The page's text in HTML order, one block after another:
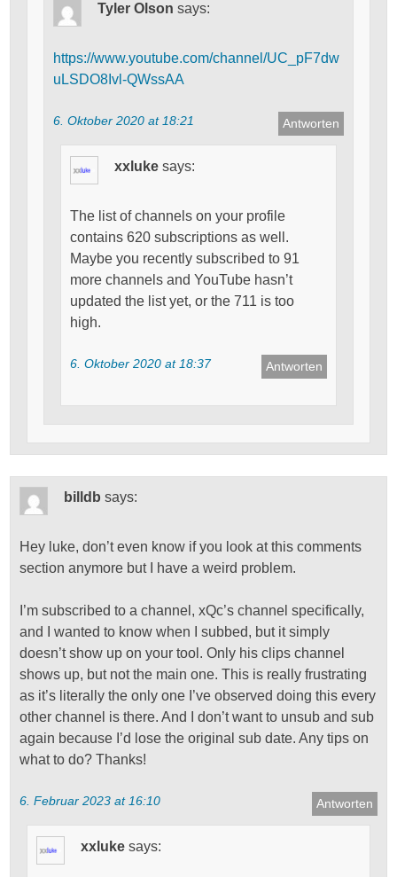
Tyler Olson says:
https://www.youtube.com/channel/UC_pF7dw
uLSDO8Ivl-QWssAA
Antworten
6. Oktober 2020 at 18:21
xxluke says:
The list of channels on your profile
contains 620 subscriptions as well.
Maybe you recently subscribed to 91
more channels and YouTube hasn’t
updated the list yet, or the 711 is too
high.
Antworten
6. Oktober 2020 at 18:37
billdb says:
Hey luke, don’t even know if you look at this comments
section anymore but I have a weird problem.
I’m subscribed to a channel, xQc’s channel specifically,
and I wanted to know when I subbed, but it simply
doesn’t show up on your tool. Only his clips channel
shows up, but not the main one. This is really frustrating
as it’s literally the only one I’ve observed doing this every
other channel is there. And I don’t want to unsub and sub
again because I’d lose the original sub date. Any tips on
what to do? Thanks!
Antworten
6. Februar 2023 at 16:10
xxluke says: